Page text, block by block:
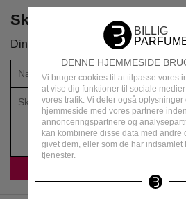
DENNE HJEMMESIDE
Vi bruger cookies til at tilpasse vores
at vise dig funktioner til sociale
vores trafik. Vi deler også
hjemmeside med vores partnere
annonceringspartnere og
kan kombinere disse data med andre
givet dem, eller som de har indsamlet
tjenester.
Skriv din anmeldelse
Din vurdering: